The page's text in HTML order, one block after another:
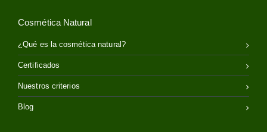
Cosmética Natural
¿Qué es la cosmética natural?
Certificados
Nuestros criterios
Blog